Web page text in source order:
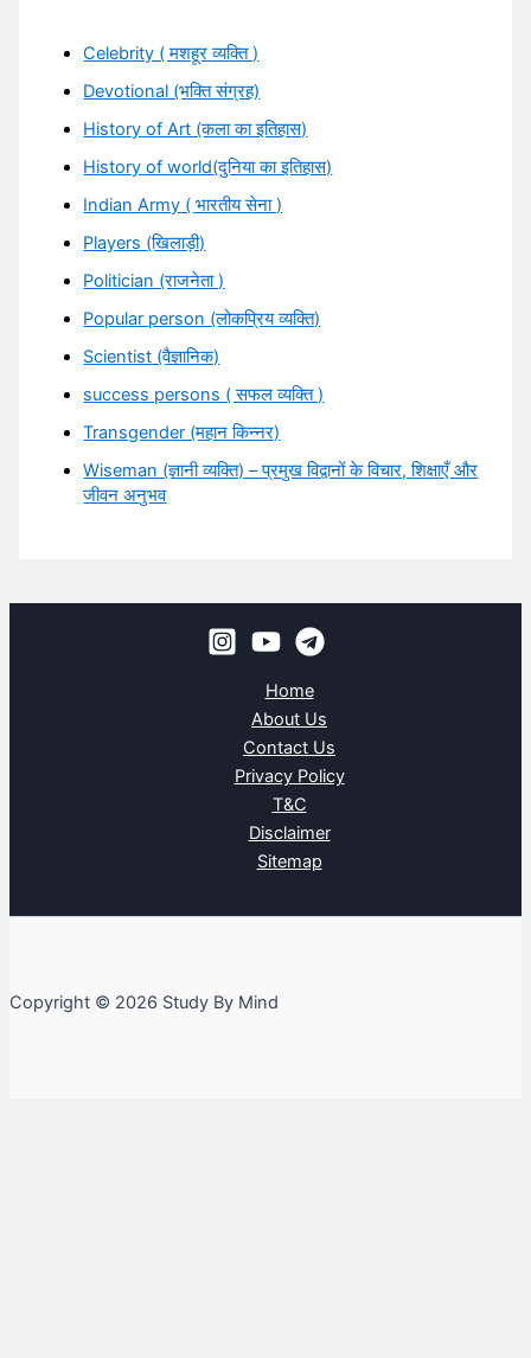
Celebrity ( मशहूर व्यक्ति )
Devotional (भक्ति संग्रह)
History of Art (कला का इतिहास)
History of world(दुनिया का इतिहास)
Indian Army ( भारतीय सेना )
Players (खिलाड़ी)
Politician (राजनेता )
Popular person (लोकप्रिय व्यक्ति)
Scientist (वैज्ञानिक)
success persons ( सफल व्यक्ति )
Transgender (महान किन्नर)
Wiseman (ज्ञानी व्यक्ति) – प्रमुख विद्वानों के विचार, शिक्षाएँ और
जीवन अनुभव
Home
About Us
Contact Us
Privacy Policy
T&C
Disclaimer
Sitemap
Copyright © 2026 Study By Mind